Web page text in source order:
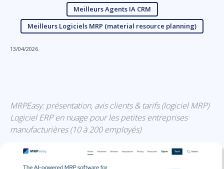
Meilleurs Agents IA CRM
Meilleurs Logiciels MRP (material resource planning)
13/04/2026
MRPEasy: présentation, avis clients & tarifs (logiciel MRP)
Logiciel ERP en nuage pour les petites entreprises
manufacturières (10 à 200 employés)